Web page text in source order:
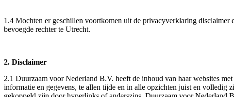
1.4 Mochten er geschillen voortkomen uit de privacyverklaring disclaimer
bevoegde rechter te Utrecht.
2. Disclaimer
2.1 Duurzaam voor Nederland B.V. heeft de inhoud van haar websites
informatie en gegevens, te allen tijde en in alle opzichten juist en